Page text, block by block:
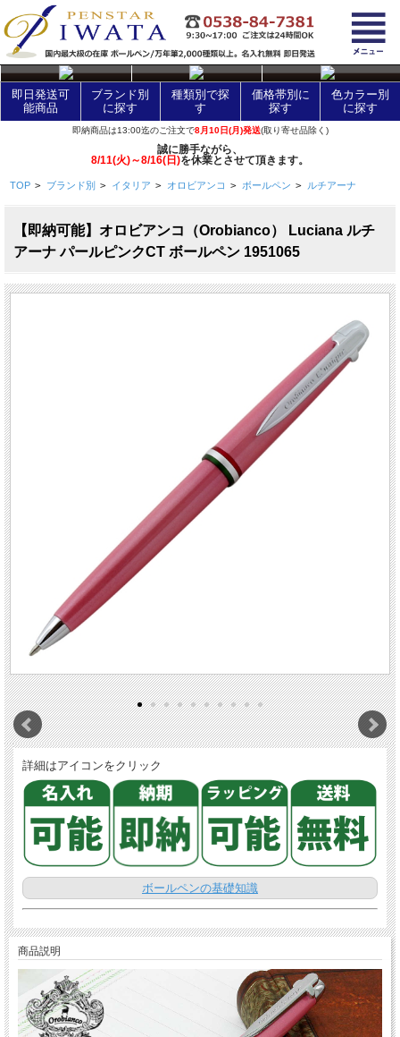
layer Control
即日発送可
能商品
ブランド別
に探す
種類別で探
す
価格帯別に
探す
色カラー別
に探す
即納商品は13:00迄のご注文で8月10日(月)発送(取り寄せ品除く)
誠に勝手ながら、
8/11(火)～8/16(日)を休業とさせて頂きます。
TOP > ブランド別 > イタリア > オロビアンコ > ボールペン > ルチアーナ
【即納可能】オロビアンコ（Orobianco） Luciana ルチ
アーナ パールピンクCT ボールペン 1951065
詳細はアイコンをクリック
ボールペンの基礎知識
商品説明